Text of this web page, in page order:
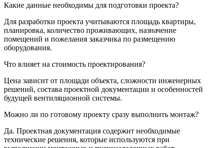
Какие данные необходимы для подготовки проекта?
Для разработки проекта учитываются площадь квартиры,
планировка, количество проживающих, назначение
помещений и пожелания заказчика по размещению
оборудования.
Что влияет на стоимость проектирования?
Цена зависит от площади объекта, сложности инженерных
решений, состава проектной документации и особенностей
будущей вентиляционной системы.
Можно ли по готовому проекту сразу выполнить монтаж?
Да. Проектная документация содержит необходимые
технические решения, которые используются при